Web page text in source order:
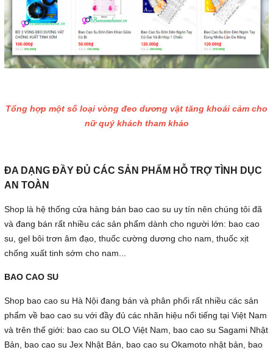
Tổng hợp một số loại vòng đeo dương vật tăng khoái cảm cho
nữ quý khách tham khảo
ĐA DẠNG ĐẦY ĐỦ CÁC SẢN PHẨM HỖ TRỢ TÌNH DỤC
AN TOÀN
Shop là hệ thống cửa hàng bán bao cao su uy tín nên chúng tôi đã
và đang bán rất nhiều các sản phẩm dành cho người lớn: bao cao
su, gel bôi trơn âm đạo, thuốc cường dương cho nam, thuốc xịt
chống xuất tinh sớm cho nam...
BAO CAO SU
Shop bao cao su Hà Nội đang bán và phân phối rất nhiều các sản
phẩm về bao cao su với đầy đủ các nhãn hiệu nổi tiếng tại Việt Nam
và trên thế giới: bao cao su OLO Việt Nam, bao cao su Sagami Nhật
Bản, bao cao su Jex Nhật Bản, bao cao su Okamoto nhật bản, bao